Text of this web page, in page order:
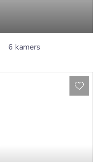
6 kamers